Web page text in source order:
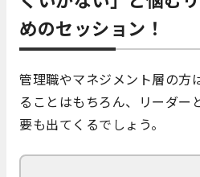
めのセッション！
管理職やマネジメント層の方
ることはもちろん、リーダー
要も出てくるでしょう。